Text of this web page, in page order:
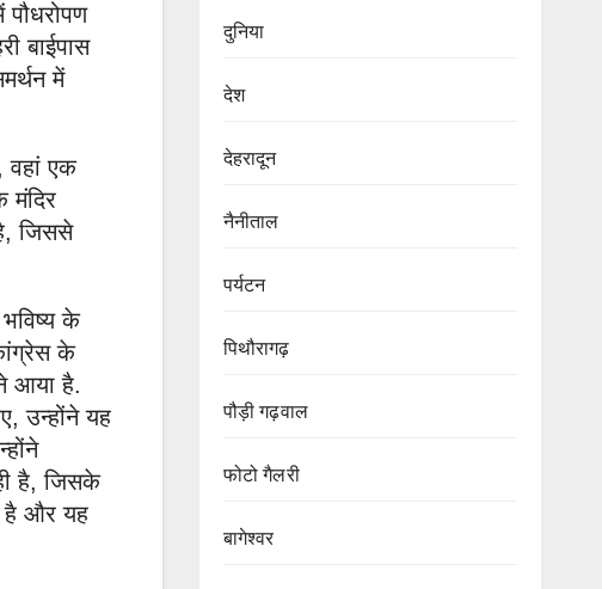
पौधरोपण
बाईपास
में
वहां एक
मंदिर
जिससे
भविष्य के
के
आया है.
उन्होंने यह
है, जिसके
है और यह
दुनिया
देश
देहरादून
नैनीताल
पर्यटन
पिथौरागढ़
पौड़ी गढ़वाल
फोटो गैलरी
बागेश्वर